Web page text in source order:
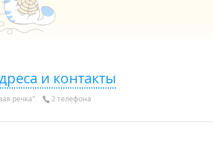
и контакты
речка" 2 телефона